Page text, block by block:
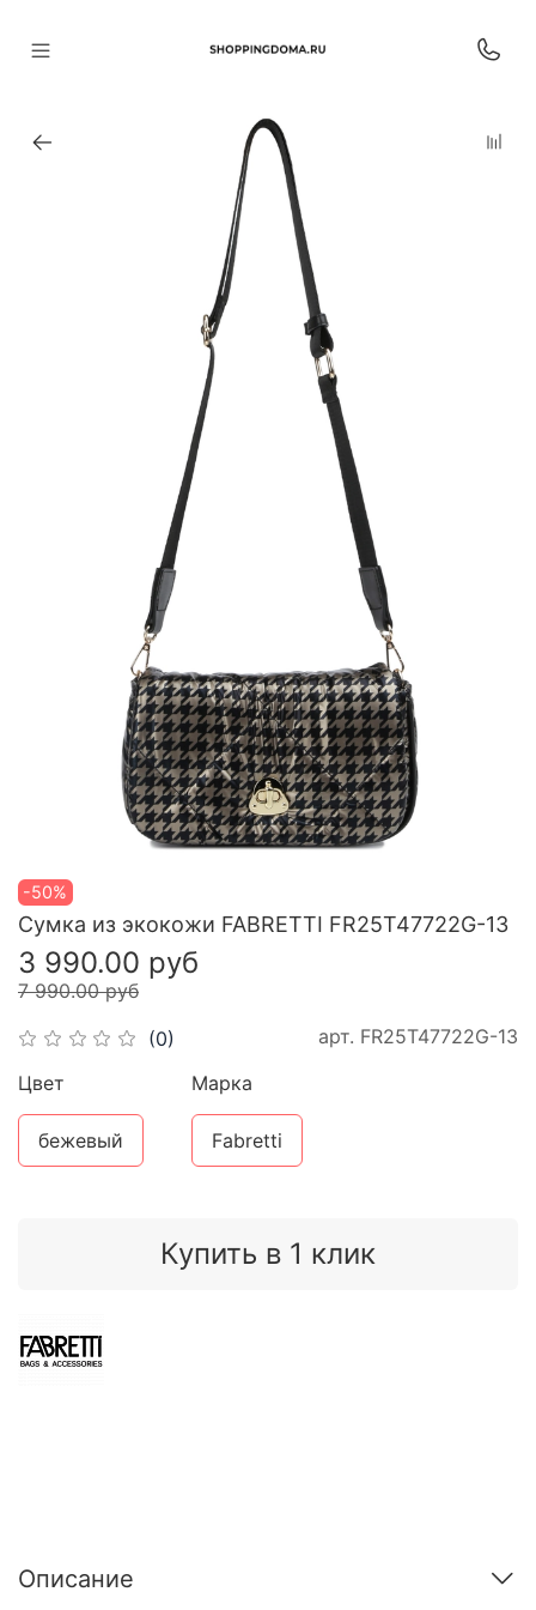
-50%
(0) арт. FR25T47722G-13
Сумка из экокожи FABRETTI FR25T47722G-13
3 990.00 руб
7 990.00 руб
Купить в 1 клик
Цвет
бежевый
Марка
Fabretti
Описание